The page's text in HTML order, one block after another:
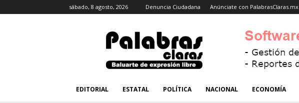
sábado, 8 agosto, 2026 Denuncia Ciudadana Anúnciate con PalabrasClaras.mx
PalabrasClaras.mx
EDITORIAL ESTATAL POLÍTICA NACIONAL ECONOMÍA